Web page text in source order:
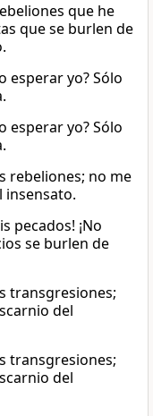
que he
que se burlen de
esperar yo? Sólo
esperar yo? Sólo
rebeliones; no me
insensato.
pecados! ¡No
se burlen de
transgresiones;
del
transgresiones;
del